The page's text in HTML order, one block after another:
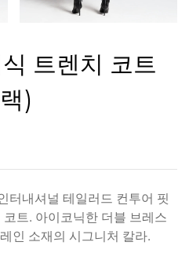
트렌치 코트
)
터내셔널 테일러드 컨투어 핏
트. 아이코닉한 더블 브레스
인 소재의 시그니처 칼라.